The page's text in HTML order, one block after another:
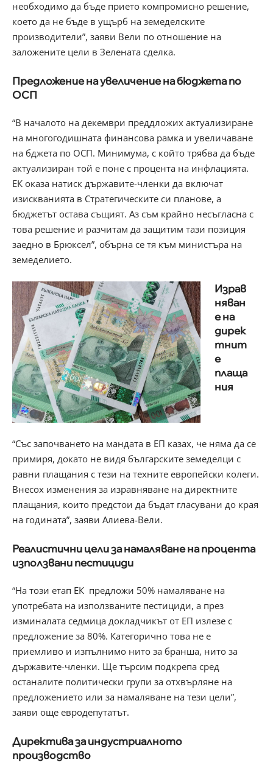
необходимо да бъде прието компромисно решение,
което да не бъде в ущърб на земеделските
производители”, заяви Вели по отношение на
заложените цели в Зелената сделка.
Предложение на увеличение на бюджета по
ОСП
“В началото на декември преддложих актуализиране
на многогодишната финансова рамка и увеличаване
на бджета по ОСП. Минимума, с който трябва да бъде
актуализиран той е поне с процента на инфлацията.
ЕК оказа натиск държавите-членки да включат
изискванията в Стратегическите си планове, а
бюджетът остава същият. Аз съм крайно несъгласна с
това решение и разчитам да защитим тази позиция
заедно в Брюксел”, обърна се тя към министъра на
земеделието.
Израв
няван
е на
дирек
тнит
е
плаща
ния
“Със започването на мандата в ЕП казах, че няма да се
примиря, докато не видя българските земеделци с
равни плащания с тези на техните европейски колеги.
Внесох изменения за изравняване на директните
плащания, които предстои да бъдат гласувани до края
на годината”, заяви Алиева-Вели.
Реалистични цели за намаляване на процента
използвани пестициди
“На този етап ЕК предложи 50% намаляване на
употребата на използваните пестициди, а през
изминалата седмица докладчикът от ЕП излезе с
предложение за 80%. Категорично това не е
приемливо и изпълнимо нито за бранша, нито за
държавите-членки. Ще търсим подкрепа сред
останалите политически групи за отхвърляне на
предложението или за намаляване на тези цели”,
заяви още евродепутатът.
Директива за индустриалното
производство